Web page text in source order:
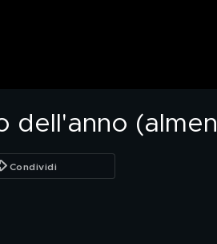
dell'anno
Condividi